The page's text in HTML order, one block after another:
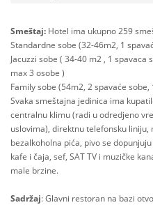
Smeštaj: Hotel ima ukupno 259
Standardne sobe (32-46m2, 1
Jacuzzi sobe ( 34-40 m2 , 1
max 3 osobe )
Family sobe (54m2, 2 spavaće
Svaka smeštajna jedinica ima
centralnu klimu (radi u odredjeno
uslovima), direktnu telefonsku
bezalkoholna pića, pivo se
kafe i čaja, sef, SAT TV i muzičke
male brzine.
Sadržaj: Glavni restoran na bazi